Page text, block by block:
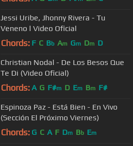
Jessi Uribe, Jhonny Rivera - Tu
Veneno l Video Oficial
Chords: F C Bb Am Gm Dm D
Christian Nodal - De Los Besos Que
Te Di (Video Oficial)
Chords: A G F#m D Em Bm F#
Espinoza Paz - Está Bien - En Vivo
(Sección El Próximo Viernes)
Chords: G C A F Dm Bb Em